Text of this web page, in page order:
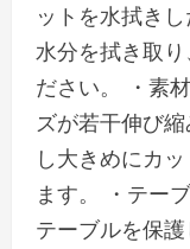
ットを水拭き
水分を拭き取
ださい。 ・素
ズが若干伸び
し大きめにカ
ます。 ・テー
テーブルを保